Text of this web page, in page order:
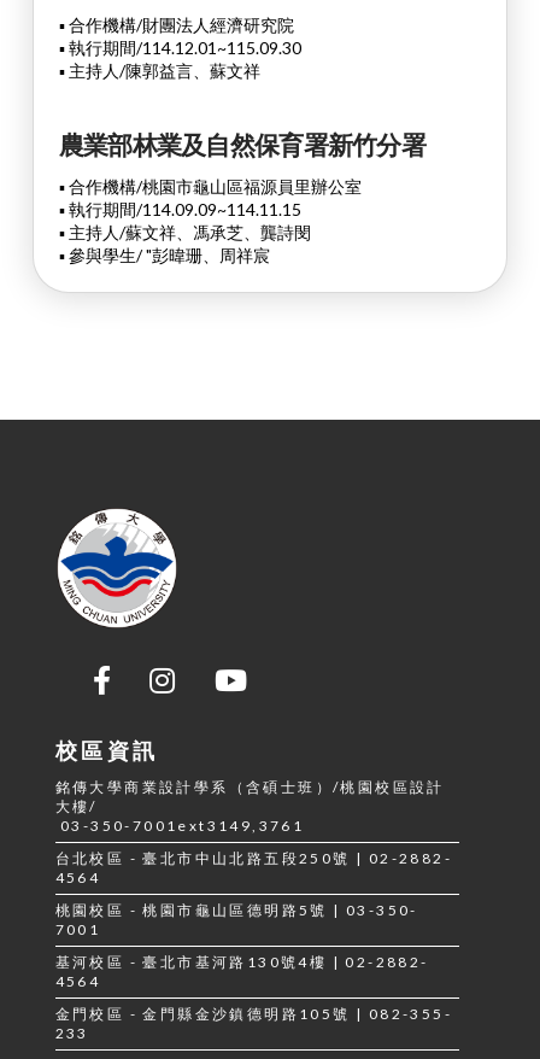
▪ 合作機構/財團法人經濟研究院
▪ 執行期間/114.12.01~115.09.30
▪ 主持人/陳郭益言、蘇文祥
農業部林業及自然保育署新竹分署
▪ 合作機構/桃園市龜山區福源員里辦公室
▪ 執行期間/114.09.09~114.11.15
▪ 主持人/蘇文祥、馮承芝、龔詩閔
▪ 參與學生/"彭暐珊、周祥宸
校區資訊
銘傳大學商業設計學系（含碩士班）/桃園校區設計
大樓/
03-350-7001ext3149,3761
台北校區 - 臺北市中山北路五段250號 | 02-2882-
4564
桃園校區 - 桃園市龜山區德明路5號 | 03-350-
7001
基河校區 - 臺北市基河路130號4樓 | 02-2882-
4564
金門校區 - 金門縣金沙鎮德明路105號 | 082-355-
233